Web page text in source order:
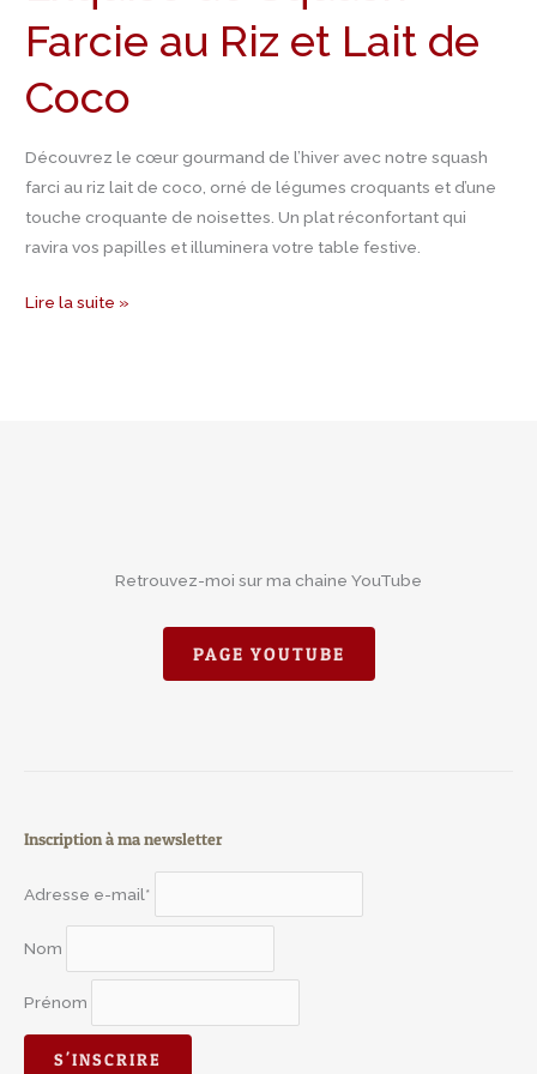
Farcie au Riz et Lait de
Coco
Découvrez le cœur gourmand de l’hiver avec notre squash
farci au riz lait de coco, orné de légumes croquants et d’une
touche croquante de noisettes. Un plat réconfortant qui
ravira vos papilles et illuminera votre table festive.
Lire la suite »
Retrouvez-moi sur ma chaine YouTube
PAGE YOUTUBE
Inscription à ma newsletter
Adresse e-mail*
Nom
Prénom